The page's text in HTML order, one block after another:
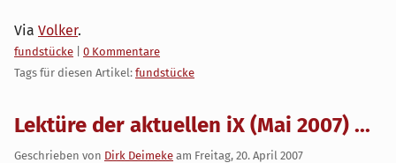
Via Volker.
Kategorien:
fundstücke
0 Kommentare
Tags für diesen Artikel: fundstücke
Lektüre der aktuellen iX (Mai 2007) ...
Geschrieben von Dirk Deimeke am Freitag, 20. April 2007